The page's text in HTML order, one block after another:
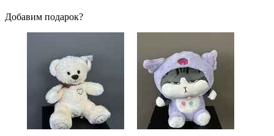
Добавим подарок?